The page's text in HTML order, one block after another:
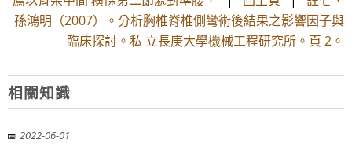
孫鴻明（2007）。分析胸椎脊椎側彎術後結果之影響因子與
臨床探討。私 立長庚大學機械工程研究所。頁 2。
相關知識
2022-06-01